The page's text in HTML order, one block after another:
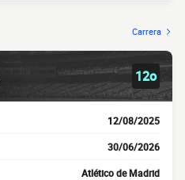
Carrera
12o
12/08/2025
30/06/2026
Atlético de Madrid